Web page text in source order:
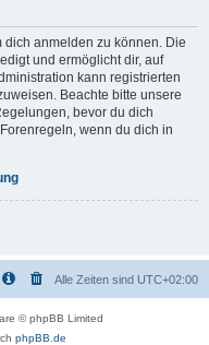
dich anmelden zu können. Die
und ermöglicht dir, auf
kann registrierten
Beachte bitte unsere
bevor du dich
wenn du dich in
Alle Zeiten sind UTC+02:00
© phpBB Limited
phpBB.de